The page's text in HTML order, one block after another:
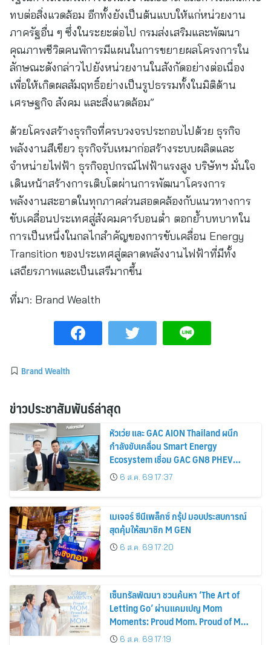
ทบต่อสิ่งแวดล้อม อีกทั้งยังเป็นต้นแบบให้แก่หน่วยงาน
ภาครัฐอื่น ๆ ซึ่งในระยะต่อไป กรมส่งเสริมและพัฒนา
คุณภาพชีวิตคนพิการมีแผนในการขยายผลโครงการใน
ลักษณะดังกล่าวไปยังหน่วยงานในสังกัดอย่างต่อเนื่อง
เพื่อให้เกิดผลสัมฤทธิ์อย่างเป็นรูปธรรมทั้งในมิติด้าน
เศรษฐกิจ สังคม และสิ่งแวดล้อม”
ด้วยโครงสร้างธุรกิจที่ครบวงจรประกอบไปด้วย ธุรกิจ
พลังงานสีเขียว ธุรกิจรับเหมาก่อสร้างระบบผลิตและ
จำหน่ายไฟฟ้า ธุรกิจอุปกรณ์ไฟฟ้าแรงสูง บริษัทฯ มั่นใจ
เดินหน้าสร้างการเติบโตผ่านการพัฒนาโครงการ
พลังงานสะอาดในทุกภาคส่วนสอดคล้องกับแนวทางการ
ขับเคลื่อนประเทศสู่สังคมคาร์บอนต่ำ ตอกย้ำบทบาทใน
การเป็นหนึ่งในกลไกสำคัญของการขับเคลื่อน Energy
Transition ของประเทศสู่ตลาดพลังงานไฟฟ้าที่มีทั้ง
เสถียรภาพและเป็นเสรีมากขึ้น
ที่มา: Brand Wealth
Brand Wealth
ข่าวประชาสัมพันธ์ล่าสุด
หัวเว่ย และ GAC AION Thailand ผนึก
กำลังขับเคลื่อน Smart Energy
Ecosystem เชื่อม GAC GN8 PHEV
รถยนต์ MPV ระดับพรีเมียม เข้ากับ
พลังงานแสงอาทิตย์ภายในบ้าน
6 ส.ค. 69 17:37
เมเจอร์ ซีนีเพล็กซ์ กรุ้ป มอบประสบการณ์
สุดคุ้มให้สมาชิก M GEN
6 ส.ค. 69 17:20
เซ็นทรัลพัฒนา ชวนค้นหา ‘The Art of
Letting Go’ ผ่านแคมเปญ Mom
Moments: Proud Mom. Proud of My
Mom.6 ส.ค. 69 17:19